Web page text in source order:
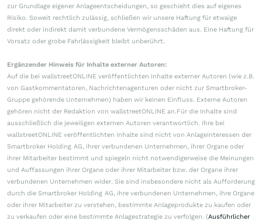
zur Grundlage eigener Anlageentscheidungen, so geschieht dies auf eigenes
Risiko. Soweit rechtlich zulässig, schließen wir unsere Haftung für etwaige
direkt oder indirekt damit verbundene Vermögensschäden aus. Eine Haftung für
Vorsatz oder grobe Fahrlässigkeit bleibt unberührt.
Ergänzender Hinweis für Inhalte externer Autoren:
Auf die bei wallstreetONLINE veröffentlichten Inhalte externer Autoren (wie z.B.
von Gastkommentatoren, Nachrichtenagenturen oder nicht zur Smartbroker-
Gruppe gehörende Unternehmen) haben wir keinen Einfluss. Externe Autoren
gehören nicht der Redaktion von wallstreetONLINE an.Für die Inhalte sind
ausschließlich die jeweiligen externen Autoren verantwortlich. Ihre bei
wallstreetONLINE veröffentlichten Inhalte sind nicht von Anlageinteressen der
Smartbroker Holding AG, ihrer verbundenen Unternehmen, ihrer Organe oder
ihrer Mitarbeiter bestimmt und spiegeln nicht notwendigerweise die Meinungen
und Auffassungen ihrer Organe oder ihrer Mitarbeiter bzw. der Organe ihrer
verbundenen Unternehmen wider. Sie sind insbesondere nicht als Aufforderung
durch die Smartbroker Holding AG, ihre verbundenen Unternehmen, ihre Organe
oder ihrer Mitarbeiter zu verstehen, bestimmte Anlageprodukte zu kaufen oder
zu verkaufen oder eine bestimmte Anlagestrategie zu verfolgen. (Ausführlicher